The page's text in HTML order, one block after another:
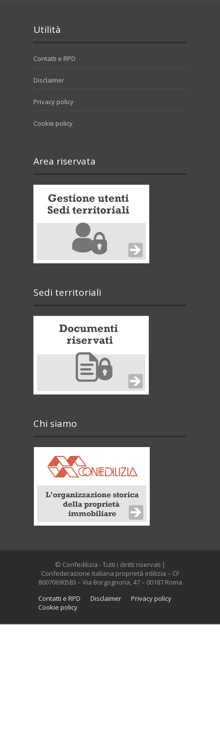
Utilità
Contatti e RPD
Disclaimer
Privacy policy
Cookie policy
Area riservata
Sedi territoriali
Chi siamo
© Confedilizia - Tutti i diritti riservati |
Confederazione italiana proprietà edilizia – CF
80070690583 – Via Borgognona, 47 – 00187 Roma
Contatti e RPD
Disclaimer
Privacy policy
Cookie policy